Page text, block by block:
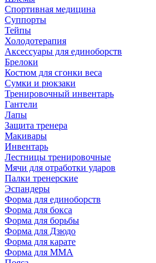
Спортивная медицина
Суппорты
Тейпы
Холодотерапия
Аксессуары для единоборств
Брелоки
Костюм для сгонки веса
Сумки и рюкзаки
Тренировочный инвентарь
Гантели
Лапы
Защита тренера
Макивары
Инвентарь
Лестницы тренировочные
Мячи для отработки ударов
Палки тренерские
Эспандеры
Форма для единоборств
Форма для бокса
Форма для борьбы
Форма для Дзюдо
Форма для карате
Форма для MMA